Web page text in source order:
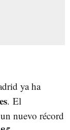
ya ha
. El
nuevo récord